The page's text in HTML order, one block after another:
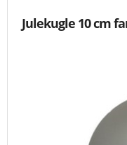
Julekugle 10 cm